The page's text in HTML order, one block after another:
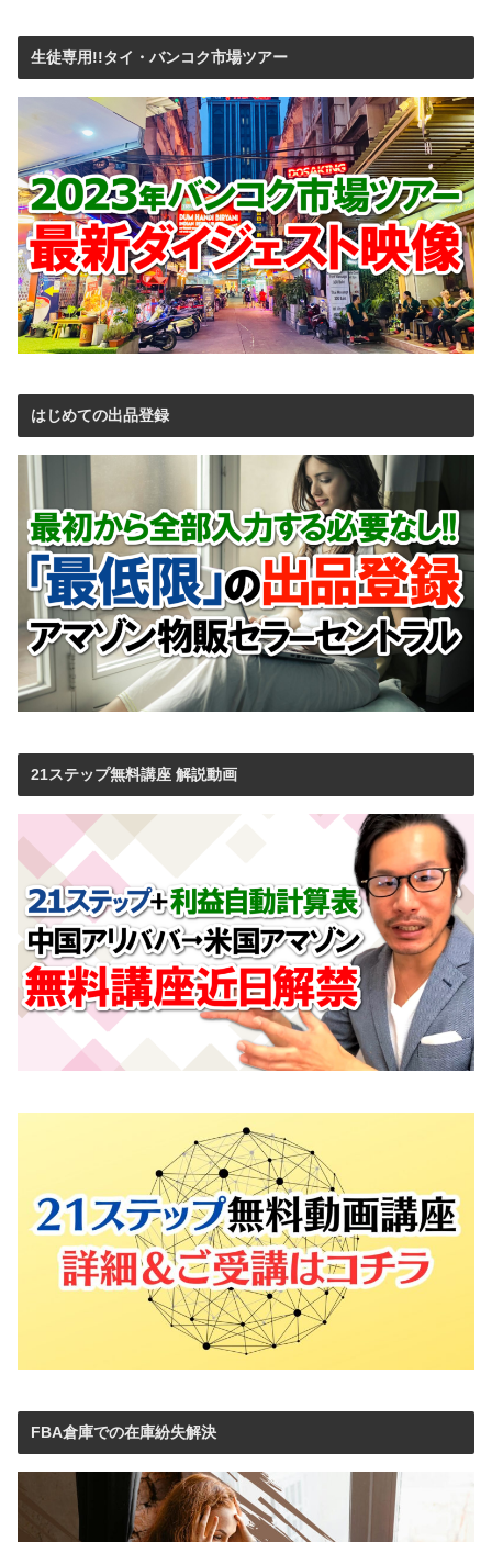
生徒専用!!タイ・バンコク市場ツアー
はじめての出品登録
21ステップ無料講座 解説動画
FBA倉庫での在庫紛失解決